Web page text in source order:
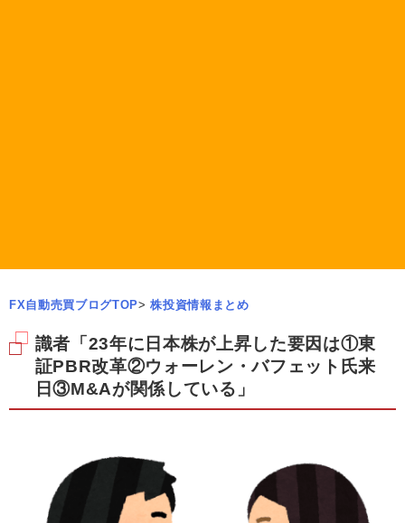
FX自動売買ブログTOP> 株投資情報まとめ
識者「23年に日本株が上昇した要因は①東
証PBR改革②ウォーレン・バフェット氏来
日③M&Aが関係している」